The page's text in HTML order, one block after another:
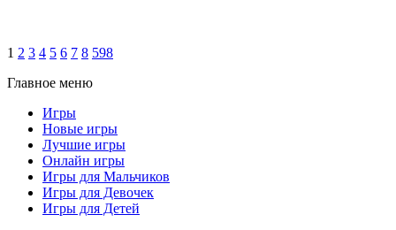
1 2 3 4 5 6 7 8 598
Главное меню
Игры
Новые игры
Лучшие игры
Онлайн игры
Игры для Мальчиков
Игры для Девочек
Игры для Детей